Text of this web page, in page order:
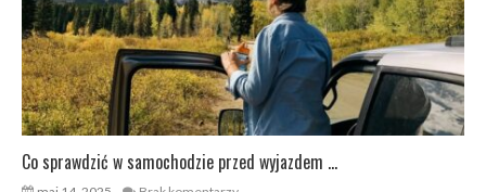
Co sprawdzić w samochodzie przed wyjazdem ...